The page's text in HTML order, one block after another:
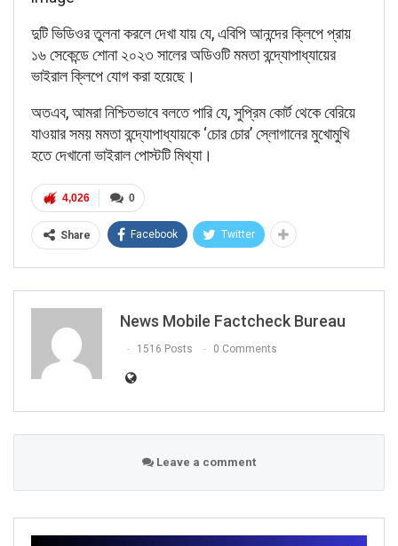
দুটি ভিডিওর তুলনা করলে দেখা যায় যে, এবিপি আনন্দের ক্লিপে প্রায়
১৬ সেকেন্ডে শোনা ২০২৩ সালের অডিওটি মমতা বন্দ্যোপাধ্যায়ের
ভাইরাল ক্লিপে যোগ করা হয়েছে।
অতএব, আমরা নিশ্চিতভাবে বলতে পারি যে, সুপ্রিম কোর্ট থেকে বেরিয়ে
যাওয়ার সময় মমতা বন্দ্যোপাধ্যায়কে ‘চোর চোর’ স্লোগানের মুখোমুখি
হতে দেখানো ভাইরাল পোস্টটি মিথ্যা।
0
4,026
Share Facebook Twitter
News Mobile Factcheck Bureau
1516 Posts 0 Comments
Leave a comment